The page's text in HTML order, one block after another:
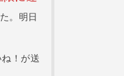
。明日
！が送